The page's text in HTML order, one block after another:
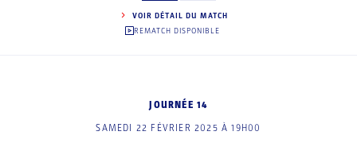
VOIR DÉTAIL DU MATCH
REMATCH DISPONIBLE
JOURNÉE 14
SAMEDI 22 FÉVRIER 2025 À 19H00